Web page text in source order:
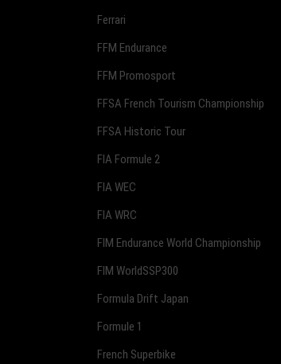
Ferrari
FFM Endurance
FFM Promosport
FFSA French Tourism Championship
FFSA Historic Tour
FIA Formule 2
FIA WEC
FIA WRC
FIM Endurance World Championship
FIM WorldSSP300
Formula Drift Japan
Formule 1
French Superbike